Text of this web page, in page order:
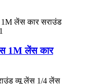
1M लेंस कार